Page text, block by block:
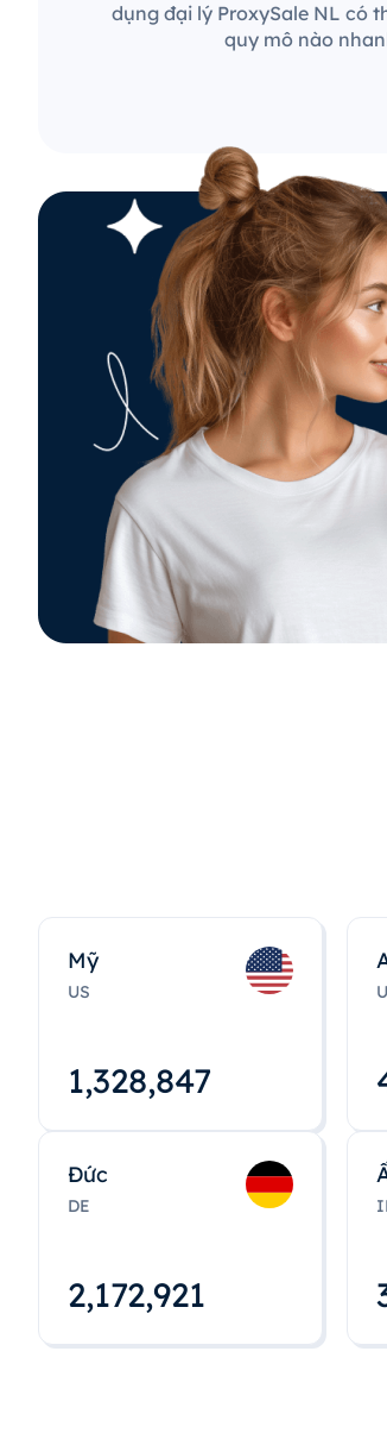
dụng đại lý ProxySale NL có
quy mô nào
Mỹ
US
1,328,848
Đức
DE
2,172,922